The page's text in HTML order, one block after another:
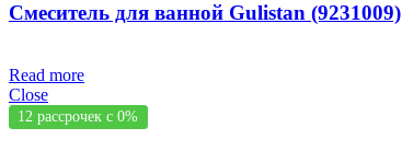
Смеситель для ванной Gulistan (9231009)
Read more
Close
12 рассрочек с 0%